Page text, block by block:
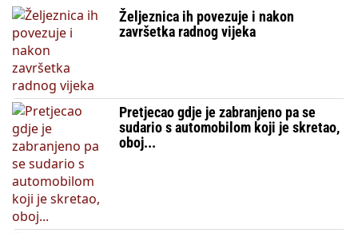
Željeznica ih povezuje i nakon
završetka radnog vijeka
Pretjecao gdje je zabranjeno pa se
sudario s automobilom koji je skretao,
oboj...